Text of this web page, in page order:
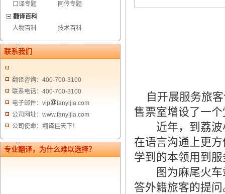
口译专题
同传专题
翻译百科
人物百科
技术百科
联系我们
翻译咨询：400-700-3100
联系电话：400-700-3100
电子邮件：vip
fanyijia.com
公司网址：www.fanyijia.com
公司使命：翻译佳天下！
专业翻译，为什么难以选择？
自开展服务旅客
售票室增设了一
近年，到荔波
在语言沟通上更
学到的本领用到
图为麻尾火车站
答外籍旅客的提问